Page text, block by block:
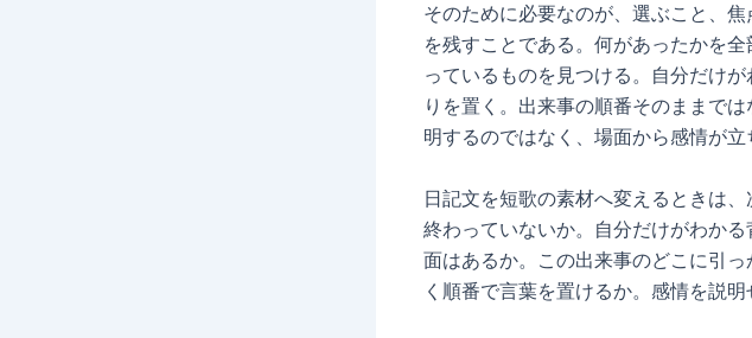
そのために必要なのが、選ぶこと、
を残すことである。何があったかを
っているものを見つける。自分だけ
りを置く。出来事の順番そのままで
明するのではなく、場面から感情が立
日記文を短歌の素材へ変えるときは
終わっていないか。自分だけがわか
面はあるか。この出来事のどこに引
く順番で言葉を置けるか。感情を説